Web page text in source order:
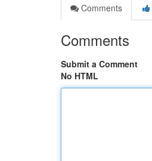
Comments
Comments
Submit a Comment
No HTML